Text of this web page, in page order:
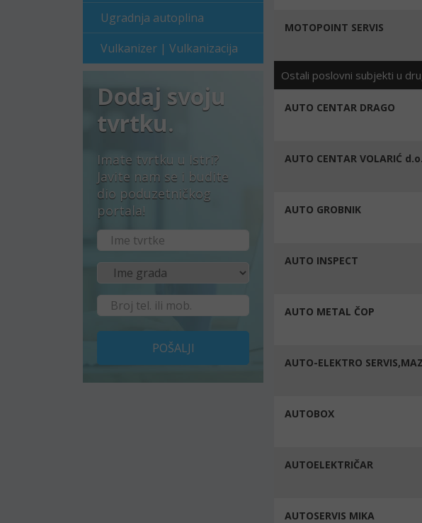
Ugradnja autoplina
Vulkanizer | Vulkanizacija
Dodaj svoju
tvrtku.
Imate tvrtku u Istri?
Javite nam se i budite
dio poduzetničkog
portala!
POŠALJI
MOTOPOINT SERVIS
Ostali poslovni subjekti u
AUTO CENTAR DRAGO
AUTO CENTAR VOLARIĆ
AUTO GROBNIK
AUTO INSPECT
AUTO METAL ČOP
AUTO-ELEKTRO
AUTOBOX
AUTOELEKTRIČAR
AUTOSERVIS MIKA